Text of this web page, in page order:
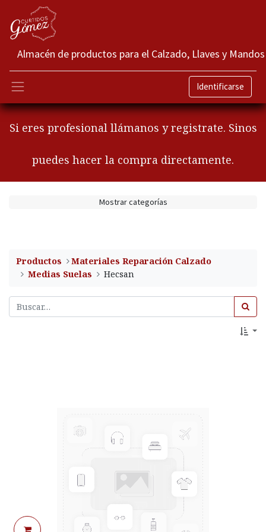
Almacén de productos para el Calzado, Llaves y Mandos
Identificarse
Si eres profesional llámanos y registrate. Sinos
puedes hacer la compra directamente.
Mostrar categorías
Productos
​Materiales Reparación Calzado
Medias Suelas
Hecsan